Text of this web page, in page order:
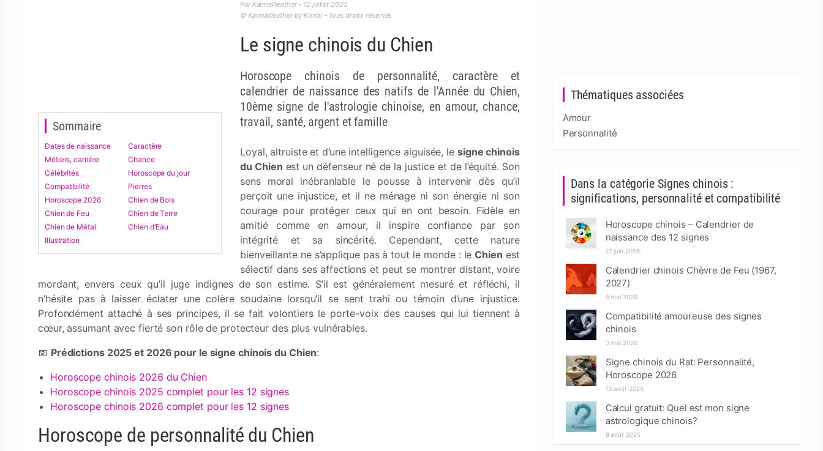
Sommaire
Dates de naissance
Caractère
Métiers, carrière
Chance
Célébrités
Horoscope du jour
Compatibilité
Pierres
Horoscope 2026
Chien de Bois
Chien de Feu
Chien de Terre
Chien de Métal
Chien d'Eau
Illustration
Par KarmaWeather - 12 juillet 2025
© KarmaWeather by Konbi - Tous droits réservés
Le signe chinois du Chien
Horoscope chinois de personnalité, caractère et
calendrier de naissance des natifs de l'Année du Chien,
10ème signe de l'astrologie chinoise, en amour, chance,
travail, santé, argent et famille
Loyal, altruiste et d’une intelligence aiguisée, le signe chinois
du Chien est un défenseur né de la justice et de l’équité. Son
sens moral inébranlable le pousse à intervenir dès qu’il
perçoit une injustice, et il ne ménage ni son énergie ni son
courage pour protéger ceux qui en ont besoin. Fidèle en
amitié comme en amour, il inspire confiance par son
intégrité et sa sincérité. Cependant, cette nature
bienveillante ne s’applique pas à tout le monde : leChien est
sélectif dans ses affections et peut se montrer distant, voire
mordant, envers ceux qu’il juge indignes de son estime. S’il est généralement mesuré et réfléchi, il
n’hésite pas à laisser éclater une colère soudaine lorsqu’il se sent trahi ou témoin d’une injustice.
Profondément attaché à ses principes, il se fait volontiers le porte-voix des causes qui lui tiennent à
cœur, assumant avec fierté son rôle de protecteur des plus vulnérables.
📅 Prédictions 2025 et 2026 pour le signe chinois du Chien:
Horoscope chinois 2026 du Chien
Horoscope chinois 2025 complet pour les 12 signes
Horoscope chinois 2026 complet pour les 12 signes
Horoscope de personnalité du Chien
Thématiques associées
Amour
Personnalité
Dans la catégorie Signes chinois :
significations, personnalité et compatibilité
Horoscope chinois – Calendrier de
naissance des 12 signes
12 juin 2026
Calendrier chinois Chèvre de Feu (1967,
2027)
9 mai 2026
Compatibilité amoureuse des signes
chinois
3 mai 2026
Signe chinois du Rat: Personnalité,
Horoscope 2026
12 août 2025
Calcul gratuit: Quel est mon signe
astrologique chinois?
8 août 2025